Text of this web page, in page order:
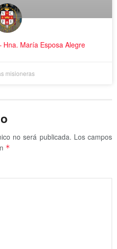
Hna. María Esposa Alegre
misioneras
no será publicada. Los campos
*